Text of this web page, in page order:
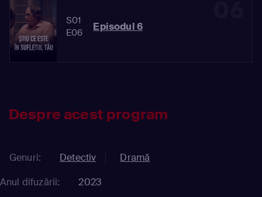
S01
E06
Episodul 6
Despre acest program
Genuri: Detectiv
Dramă
Anul difuzării:
2023